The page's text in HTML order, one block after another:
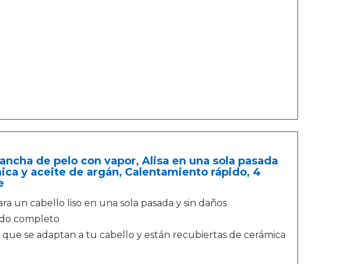
de pelo con vapor, Alisa en una sola pasada
y aceite de argán, Calentamiento rápido, 4
un cabello liso en una sola pasada y sin daños
completo
que se adaptan a tu cabello y están recubiertas de cerámica